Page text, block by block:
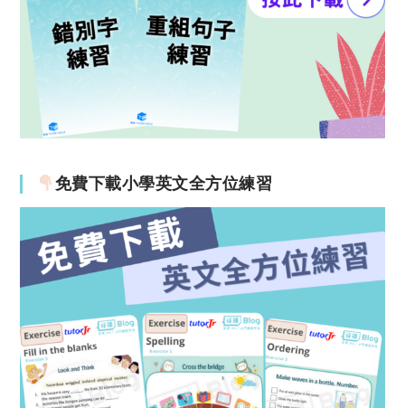
免費下載小學英文全方位練習